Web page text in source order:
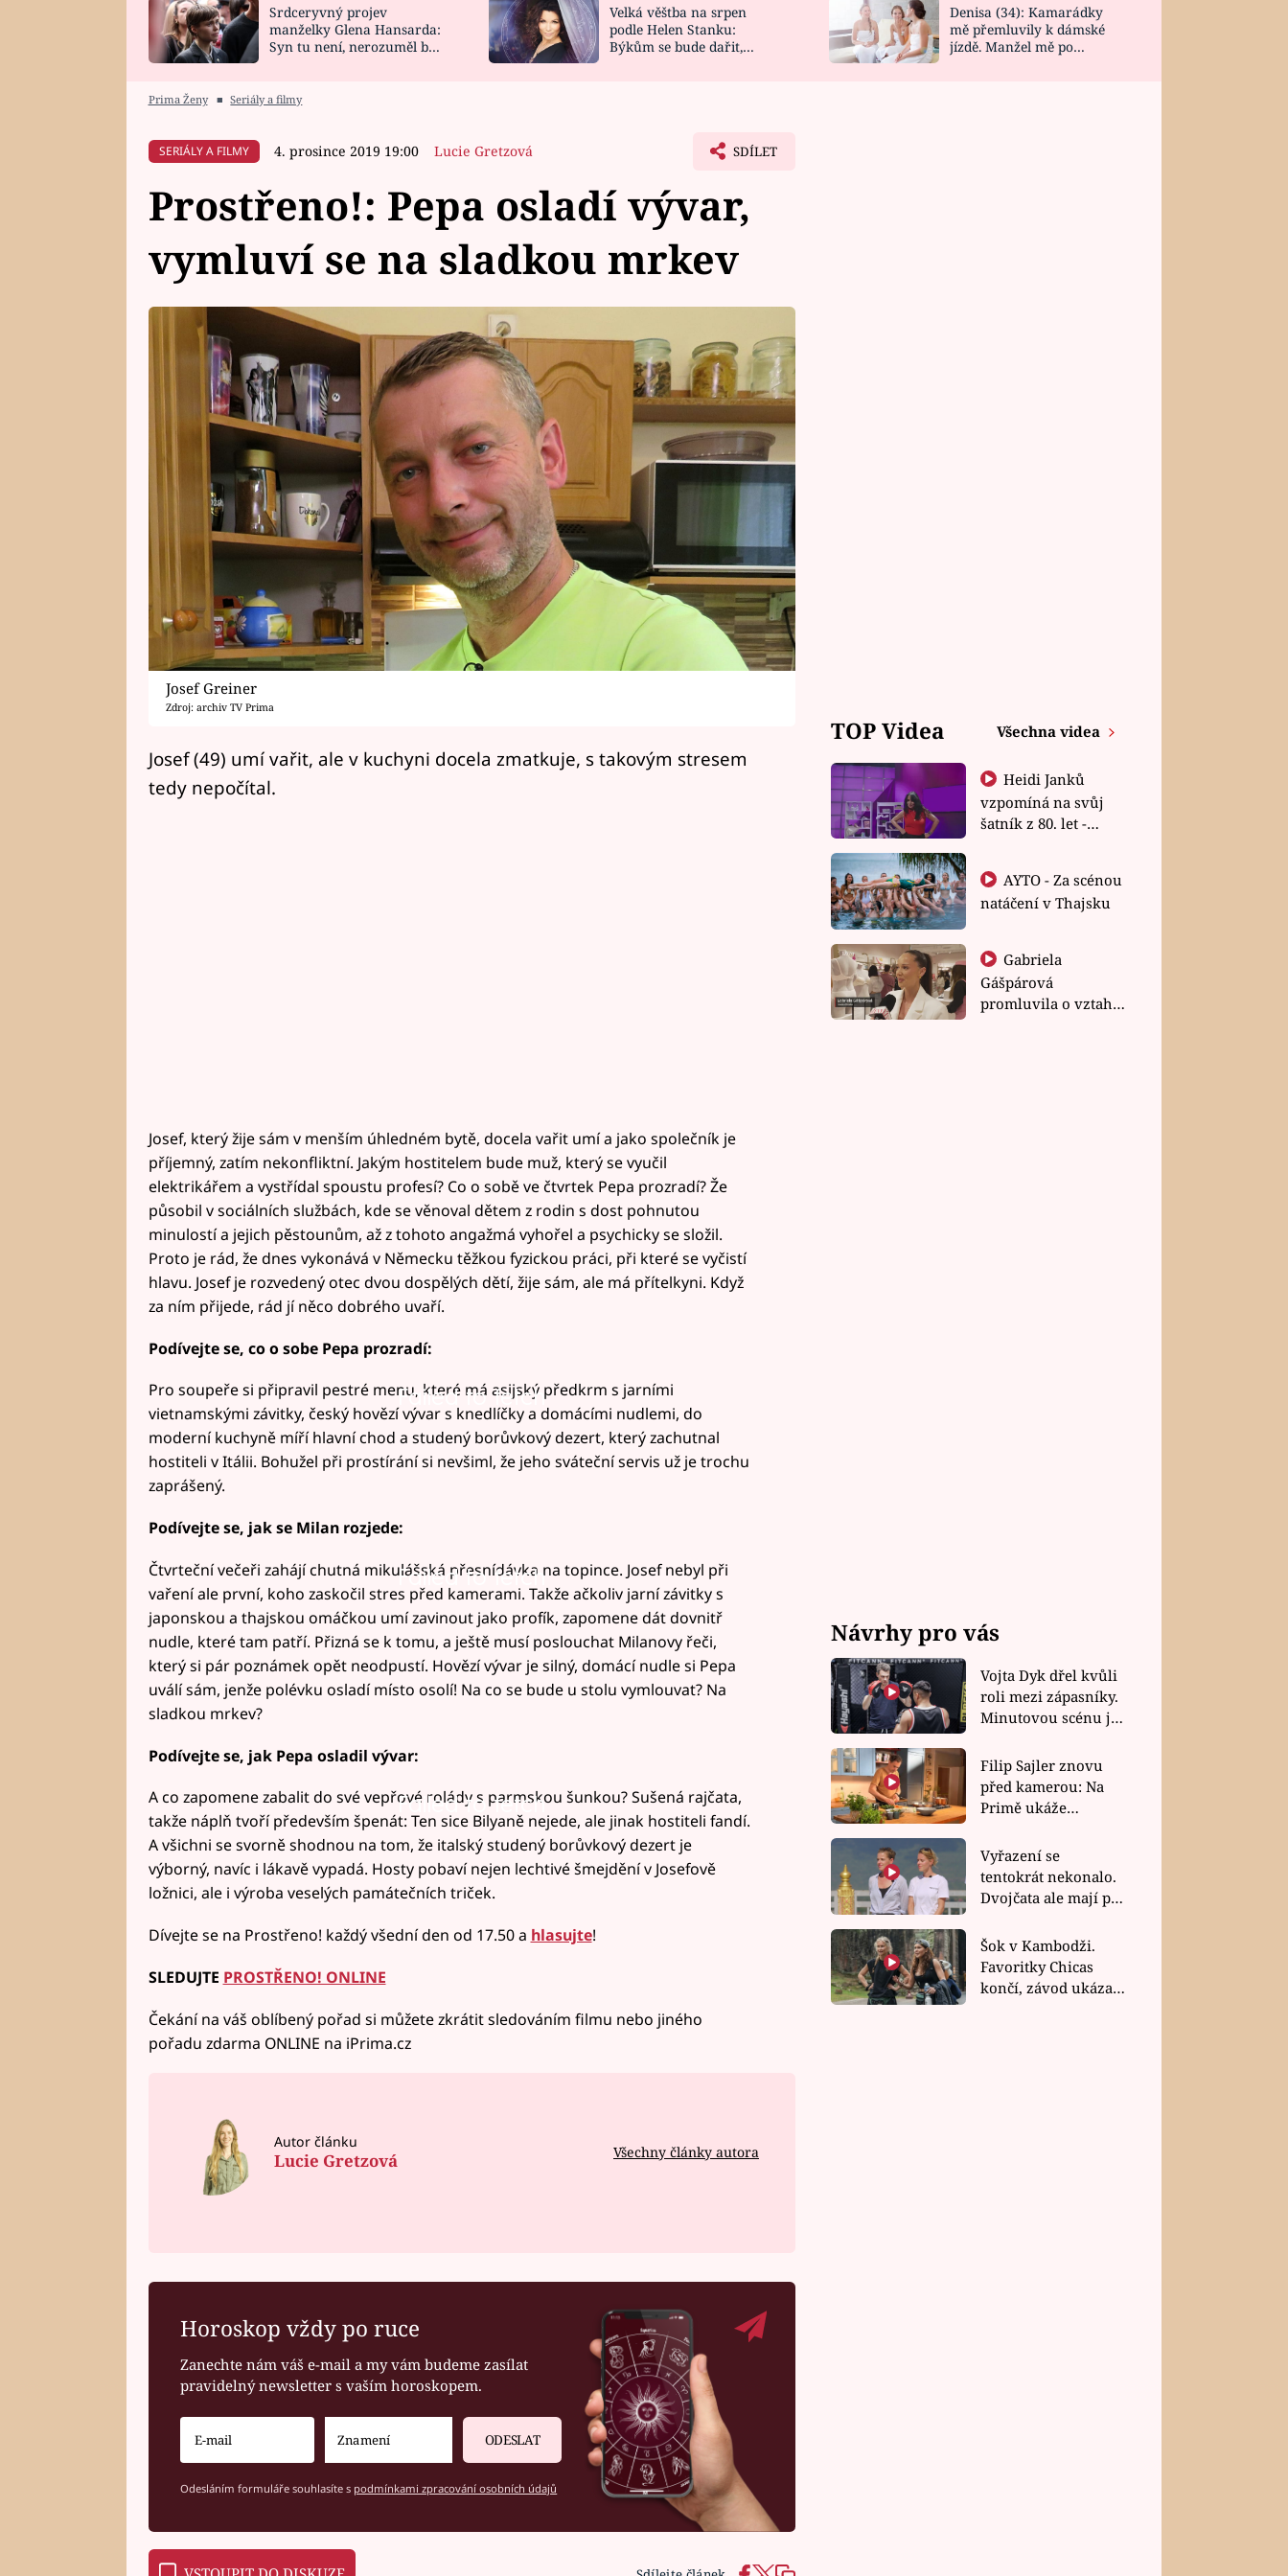
HOROSKOP NA
CELEBRITY
VAŘENÍ
NOVINKY
VIDEORECEPTY
DESIGN
Srdceryvný projev
manželky Glena Hansarda:
Syn tu není, nerozuměl by
Velká věštba na srpen
podle Helen Stanku:
Býkům se bude dařit,
Denisa (34): Kamarádky
mě přemluvily k dámské
jízdě. Manžel mě po
Prima Ženy ■ Seriály a filmy
SERIÁLY A FILMY 4. prosince 2019 19:00 Lucie Gretzová SDÍLET
Prostřeno!: Pepa osladí vývar,
vymluví se na sladkou mrkev
Josef Greiner
Zdroj: archiv TV Prima
Josef (49) umí vařit, ale v kuchyni docela zmatkuje, s takovým stresem
tedy nepočítal.
Josef, který žije sám v menším úhledném bytě, docela vařit umí a jako společník je
příjemný, zatím nekonfliktní. Jakým hostitelem bude muž, který se vyučil
elektrikářem a vystřídal spoustu profesí? Co o sobě ve čtvrtek Pepa prozradí? Že
působil v sociálních službách, kde se věnoval dětem z rodin s dost pohnutou
minulostí a jejich pěstounům, až z tohoto angažmá vyhořel a psychicky se složil.
Proto je rád, že dnes vykonává v Německu těžkou fyzickou práci, při které se vyčistí
hlavu. Josef je rozvedený otec dvou dospělých dětí, žije sám, ale má přítelkyni. Když
za ním přijede, rád jí něco dobrého uvaří.
Podívejte se, co o sobe Pepa prozradí:
Failed to fetch
Pro soupeře si připravil pestré menu, které má asijský předkrm s jarními
vietnamskými závitky, český hovězí vývar s knedlíčky a domácími nudlemi, do
moderní kuchyně míří hlavní chod a studený borůvkový dezert, který zachutnal
hostiteli v Itálii. Bohužel při prostírání si nevšiml, že jeho sváteční servis už je trochu
zaprášený.
Podívejte se, jak se Milan rozjede:
Failed to fetch
Čtvrteční večeři zahájí chutná mikulášská přesnídávka na topince. Josef nebyl při
vaření ale první, koho zaskočil stres před kamerami. Takže ačkoliv jarní závitky s
japonskou a thajskou omáčkou umí zavinout jako profík, zapomene dát dovnitř
nudle, které tam patří. Přizná se k tomu, a ještě musí poslouchat Milanovy řeči,
který si pár poznámek opět neodpustí. Hovězí vývar je silný, domácí nudle si Pepa
uválí sám, jenže polévku osladí místo osolí! Na co se bude u stolu vymlouvat? Na
sladkou mrkev?
Podívejte se, jak Pepa osladil vývar:
Failed to fetch
A co zapomene zabalit do své vepřové rolády s parmskou šunkou? Sušená rajčata,
takže náplň tvoří především špenát: Ten sice Bilyaně nejede, ale jinak hostiteli fandí.
A všichni se svorně shodnou na tom, že italský studený borůvkový dezert je
výborný, navíc i lákavě vypadá. Hosty pobaví nejen lechtivé šmejdění v Josefově
ložnici, ale i výroba veselých památečních triček.
Dívejte se na Prostřeno! každý všední den od 17.50 a hlasujte!
SLEDUJTE PROSTŘENO! ONLINE
Čekání na váš oblíbený pořad si můžete zkrátit sledováním filmu nebo jiného
pořadu zdarma ONLINE na iPrima.cz
Autor článku
Lucie Gretzová Všechny články autora
Horoskop vždy po ruce
Zanechte nám váš e-mail a my vám budeme zasílat
pravidelný newsletter s vaším horoskopem.
ODESLAT
Odesláním formuláře souhlasíte s podmínkami zpracování osobních údajů
TOP Videa Všechna videa
Heidi Janků
vzpomíná na svůj
šatník z 80. let -
natáčení v Thajsku
Gabriela
Gášpárová
promluvila o vztahu
Návrhy pro vás
Vojta Dyk dřel kvůli
roli mezi zápasníky.
Minutovou scénu jel
Filip Sajler znovu
před kamerou: Na
Primě ukáže
rychlé recepty
Vyřazení se
tentokrát nekonalo.
Dvojčata ale mají po
závodu nůž na krku
Šok v Kambodži.
Favoritky Chicas
končí, závod ukázal